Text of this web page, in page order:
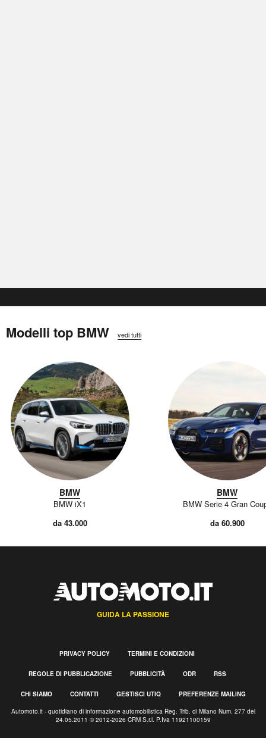
Modelli top BMW vedi tutti
BMW
BMW iX1
da 43.000
BMW
BMW Serie 4 Gran
da 60.900
GUIDA LA PASSIONE
PRIVACY POLICY TERMINI E CONDIZIONI
REGOLE DI PUBBLICAZIONE PUBBLICITÀ ODR RSS
CHI SIAMO CONTATTI GESTISCI UTIQ PREFERENZE MAILING
Automoto.it - quotidiano di informazione automobilistica Reg. Trib. di Milano Num. 277 del
24.05.2011 © 2012-2026 CRM S.r.l. P.Iva 11921100159